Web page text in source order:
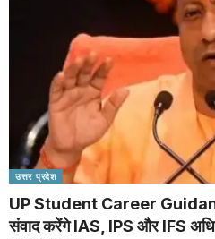
उत्तर प्रदेश
UP Student Career
संवाद करेंगे IAS, IPS और IFS